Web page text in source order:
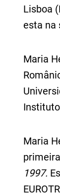
Lisboa
esta na
Maria
Maria
1997.